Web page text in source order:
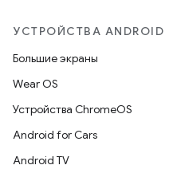
УСТРОЙСТВА ANDROID
Большие экраны
Wear OS
Устройства ChromeOS
Android for Cars
Android TV